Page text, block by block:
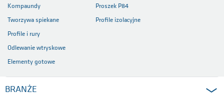
Kompaundy
Tworzywa spiekane
Profile i rury
Odlewanie wtryskowe
Elementy gotowe
Proszek P84
Profile izolacyjne
BRANŻE